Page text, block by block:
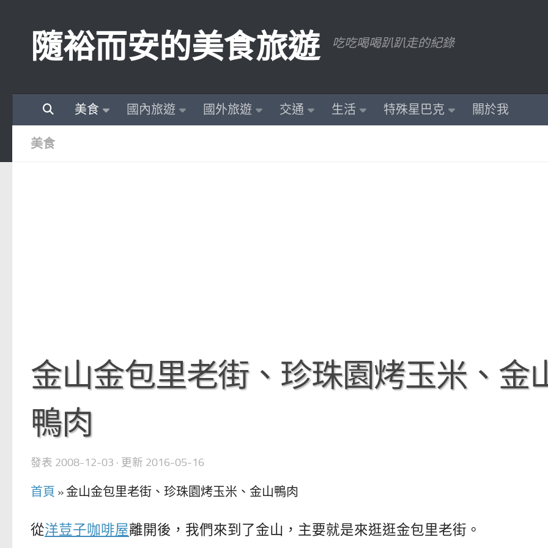
隨裕而安的美食旅遊 吃吃喝喝趴趴走的紀錄
美食 國內旅遊 國外旅遊 交通 生活 特殊星巴克 關於我
美食
金山金包里老街、珍珠園烤玉米、金
鴨肉
發表 2008-12-03 · 更新 2016-05-16
首頁 »金山金包里老街、珍珠園烤玉米、金山鴨肉
從洋荳子咖啡屋離開後，我們來到了金山，主要就是來逛逛金包里老街。